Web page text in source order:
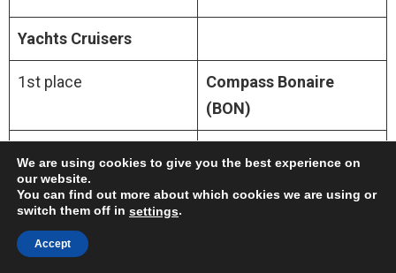
Yachts Cruisers
1st place
Compass Bonaire
(BON)
3rd place Phoenix Solobon (BON)
Sunfish A
We are using cookies to give you the best experience on
our website.
You can find out more about which cookies we are using or
switch them off in settings.
Accept